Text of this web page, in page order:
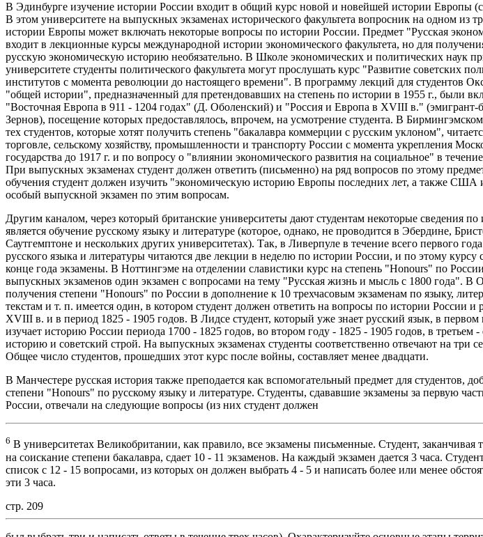
В Эдинбурге изучение истории России входит в общий курс новой и новейшей истории Европы
В этом университете на выпускных экзаменах исторического факультета вопросник на одном из
истории Европы может включать некоторые вопросы по истории России. Предмет "Русская
входит в лекционные курсы международной истории экономического факультета, но для
русскую экономическую историю необязательно. В Школе экономических и политических наук
университете студенты политического факультета могут прослушать курс "Развитие советских
институтов с момента революции до настоящего времени". В программу лекций для студентов
"общей истории", предназначенный для претендовавших на степень по истории в 1955 г., были
"Восточная Европа в 911 - 1204 годах" (Д. Оболенский) и "Россия и Европа в XVIII в." (эмигрант-
Зернов), посещение которых предоставлялось, впрочем, на усмотрение студента. В
тех студентов, которые хотят получить степень "бакалавра коммерции с русским уклоном",
торговле, сельскому хозяйству, промышленности и транспорту России с момента укрепления
государства до 1917 г. и по вопросу о "влиянии экономического развития на социальное" в
При выпускных экзаменах студент должен ответить (письменно) на ряд вопросов по этому
обучения студент должен изучить "экономическую историю Европы последних лет, а также
особый выпускной экзамен по этим вопросам.
Другим каналом, через который британские университеты дают студентам некоторые сведения
является обучение русскому языку и литературе (которое, однако, не проводится в Эбердине,
Саутгемптоне и нескольких других университетах). Так, в Ливерпуле в течение всего первого
русского языка и литературы читаются две лекции в неделю по истории России, и по этому курсу
конце года экзамены. В Ноттингэме на отделении славистики курс на степень "Honours" по
выпускных экзаменов один экзамен с вопросами на тему "Русская жизнь и мысль с 1800 года". В
получения степени "Honours" по России в дополнение к 10 трехчасовым экзаменам по языку,
текстам и т. п. имеется один, в котором студент должен ответить на вопросы по истории России и
XVIII в. и в период 1825 - 1905 годов. В Лидсе студент, который уже знает русский язык, в первом
изучает историю России периода 1700 - 1825 годов, во втором году - 1825 - 1905 годов, в третьем -
историю и советский строй. На выпускных экзаменах студенты соответственно отвечают на три
Общее число студентов, прошедших этот курс после войны, составляет менее двадцати.
В Манчестере русская история также преподается как вспомогательный предмет для студентов,
степени "Honours" по русскому языку и литературе. Студенты, сдававшие экзамены за первую
России, отвечали на следующие вопросы (из них студент должен
6 В университетах Великобритании, как правило, все экзамены письменные. Студент, заканчивая
на соискание степени бакалавра, сдает 10 - 11 экзаменов. На каждый экзамен дается 3 часа.
список с 12 - 15 вопросами, из которых он должен выбрать 4 - 5 и написать более или менее
эти 3 часа.
стр. 209